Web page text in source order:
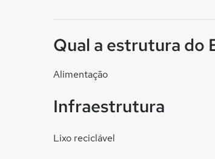
Qual a estrutura do
Alimentação
Infraestrutura
Lixo reciclável